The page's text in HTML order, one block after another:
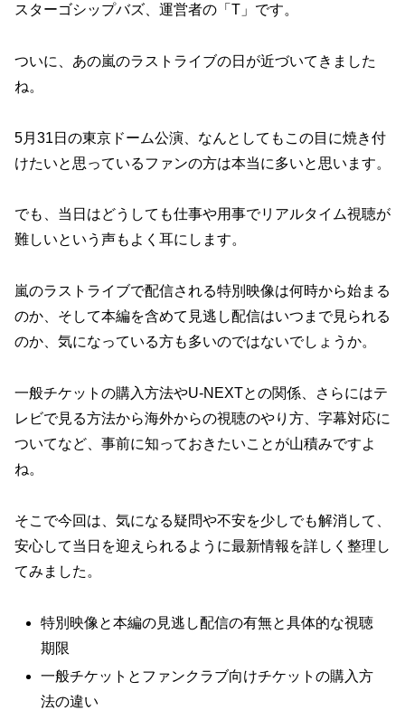
スターゴシップバズ、運営者の「T」です。
ついに、あの嵐のラストライブの日が近づいてきました
ね。
5月31日の東京ドーム公演、なんとしてもこの目に焼き付
けたいと思っているファンの方は本当に多いと思います。
でも、当日はどうしても仕事や用事でリアルタイム視聴が
難しいという声もよく耳にします。
嵐のラストライブで配信される特別映像は何時から始まる
のか、そして本編を含めて見逃し配信はいつまで見られる
のか、気になっている方も多いのではないでしょうか。
一般チケットの購入方法やU-NEXTとの関係、さらにはテ
レビで見る方法から海外からの視聴のやり方、字幕対応に
ついてなど、事前に知っておきたいことが山積みですよ
ね。
そこで今回は、気になる疑問や不安を少しでも解消して、
安心して当日を迎えられるように最新情報を詳しく整理し
てみました。
特別映像と本編の見逃し配信の有無と具体的な視聴
期限
一般チケットとファンクラブ向けチケットの購入方
法の違い